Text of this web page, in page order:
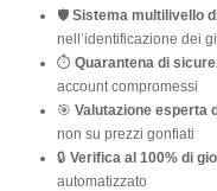
🛡️ Sistema multilivello
nell’identificazione dei
⏱️ Quarantena di
account compromessi
🎯 Valutazione esperta
non su prezzi gonfiati
🔒 Verifica al 100% di
automatizzato